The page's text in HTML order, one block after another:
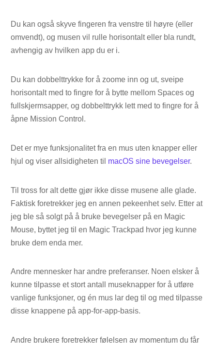
Du kan også skyve fingeren fra venstre til høyre (eller
omvendt), og musen vil rulle horisontalt eller bla rundt,
avhengig av hvilken app du er i.
Du kan dobbelttrykke for å zoome inn og ut, sveipe
horisontalt med to fingre for å bytte mellom Spaces og
fullskjermsapper, og dobbelttrykk lett med to fingre for å
åpne Mission Control.
Det er mye funksjonalitet fra en mus uten knapper eller
hjul og viser allsidigheten til macOS sine bevegelser.
Til tross for alt dette gjør ikke disse musene alle glade.
Faktisk foretrekker jeg en annen pekeenhet selv. Etter at
jeg ble så solgt på å bruke bevegelser på en Magic
Mouse, byttet jeg til en Magic Trackpad hvor jeg kunne
bruke dem enda mer.
Andre mennesker har andre preferanser. Noen elsker å
kunne tilpasse et stort antall museknapper for å utføre
vanlige funksjoner, og én mus lar deg til og med tilpasse
disse knappene på app-for-app-basis.
Andre brukere foretrekker følelsen av momentum du får